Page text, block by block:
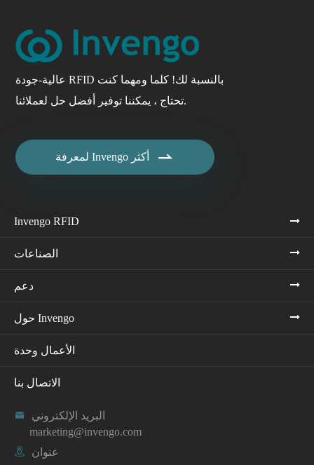
عالية-جودة RFID بالنسبة لك! كلما ومهما كنت
تحتاج ، يمكننا توفير أفضل حل لعملائنا.
لمعرفة Invengo أكثر 
Invengo RFID
الصناعات
دعم
حول Invengo
الأعمال وحدة
الاتصال بنا

البريد الإلكتروني
marketing@invengo.com
 عنوان